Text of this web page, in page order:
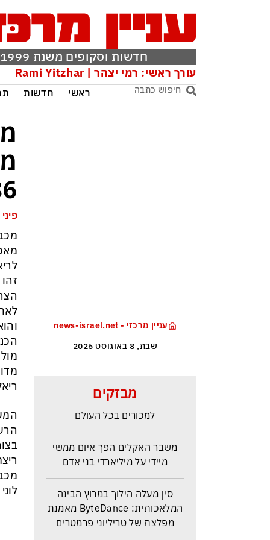
חדשות וסקופים משנת 1999
עורך ראשי: רמי יצהר | Rami Yitzhar
ראשי חדשות
עניין מרכזי - news-israel.net
שבת, 8 באוגוסט 2026
מבזקים
הקולומביאני ייקר את הקוקאין
למכורים בכל העולם
משבר האקלים הפך איום ממשי
מיידי על מיליארדי בני אדם
סין מעלה הילוך במרוץ הבינה
המלאכותית: ByteDance מאמנת
מפלצת של טריליוני פרמטרים
ריאל